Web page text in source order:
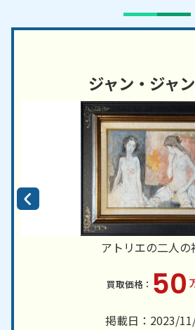
ジャン・ジャ
アトリエの二人の
50
掲載日：2023/